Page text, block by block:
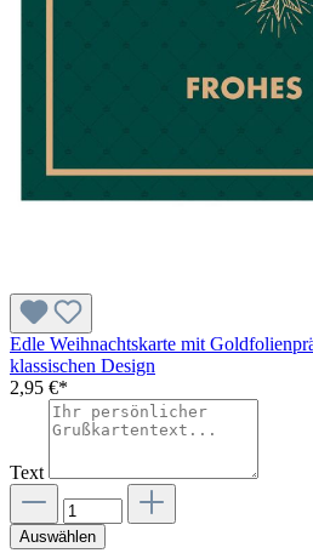
Edle Weihnachtskarte mit
klassischen Design
2,95 €*
Text
Auswählen